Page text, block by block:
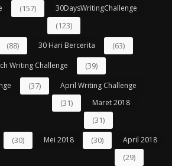
(157) 30DaysWritingChallenge
(123)
(88) 30 Hari Bercerita (63)
Writing Challenge (39)
(37) April Writing Challenge
(31) Maret 2018
(31)
(30) Mei 2018 (30) April 2018
(29)